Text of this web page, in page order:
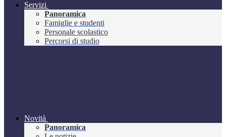
Servizi
Panoramica
Famiglie e studenti
Personale scolastico
Percorsi di studio
Novità
Panoramica